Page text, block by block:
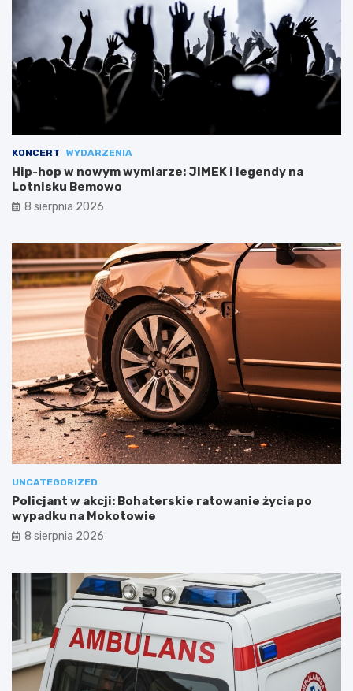
KONCERT WYDARZENIA
Hip-hop w nowym wymiarze: JIMEK i legendy na
Lotnisku Bemowo
8 sierpnia 2026
UNCATEGORIZED
Policjant w akcji: Bohaterskie ratowanie życia po
wypadku na Mokotowie
8 sierpnia 2026